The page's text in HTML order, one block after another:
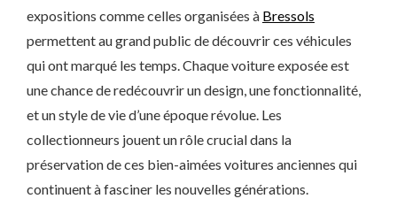
expositions comme celles organisées à Bressols
permettent au grand public de découvrir ces véhicules
qui ont marqué les temps. Chaque voiture exposée est
une chance de redécouvrir un design, une fonctionnalité,
et un style de vie d’une époque révolue. Les
collectionneurs jouent un rôle crucial dans la
préservation de ces bien-aimées voitures anciennes qui
continuent à fasciner les nouvelles générations.